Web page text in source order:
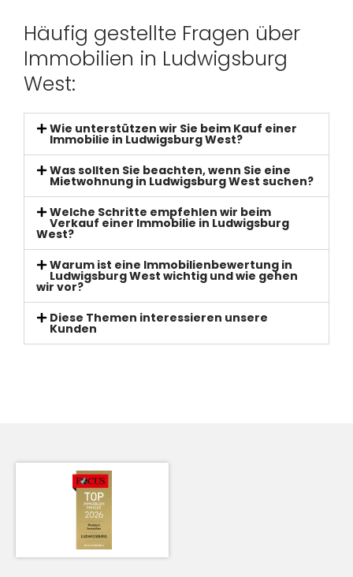
Häufig gestellte Fragen über
Immobilien in Ludwigsburg
West:
Wie unterstützen wir Sie beim Kauf einer
Immobilie in Ludwigsburg West?
Was sollten Sie beachten, wenn Sie eine
Mietwohnung in Ludwigsburg West suchen?
Welche Schritte empfehlen wir beim
Verkauf einer Immobilie in Ludwigsburg
West?
Warum ist eine Immobilienbewertung in
Ludwigsburg West wichtig und wie gehen
wir vor?
Diese Themen interessieren unsere
Kunden